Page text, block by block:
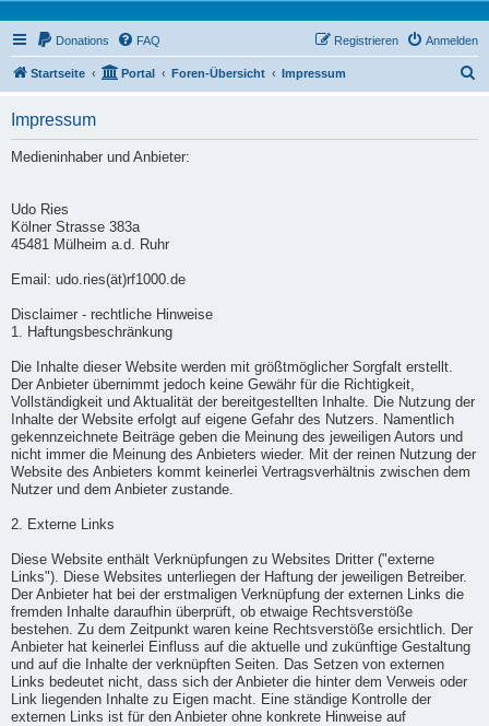
Donations FAQ Anmelden
Registrieren
Startseite Portal Foren-Übersicht Impressum
Impressum
Medieninhaber und Anbieter:
Udo Ries
Kölner Strasse 383a
45481 Mülheim a.d. Ruhr
Email: udo.ries(ät)rf1000.de
Disclaimer - rechtliche Hinweise
1. Haftungsbeschränkung
Die Inhalte dieser Website werden mit größtmöglicher Sorgfalt erstellt.
Der Anbieter übernimmt jedoch keine Gewähr für die Richtigkeit,
Vollständigkeit und Aktualität der bereitgestellten Inhalte. Die Nutzung der
Inhalte der Website erfolgt auf eigene Gefahr des Nutzers. Namentlich
gekennzeichnete Beiträge geben die Meinung des jeweiligen Autors und
nicht immer die Meinung des Anbieters wieder. Mit der reinen Nutzung der
Website des Anbieters kommt keinerlei Vertragsverhältnis zwischen dem
Nutzer und dem Anbieter zustande.
2. Externe Links
Diese Website enthält Verknüpfungen zu Websites Dritter ("externe
Links"). Diese Websites unterliegen der Haftung der jeweiligen Betreiber.
Der Anbieter hat bei der erstmaligen Verknüpfung der externen Links die
fremden Inhalte daraufhin überprüft, ob etwaige Rechtsverstöße
bestehen. Zu dem Zeitpunkt waren keine Rechtsverstöße ersichtlich. Der
Anbieter hat keinerlei Einfluss auf die aktuelle und zukünftige Gestaltung
und auf die Inhalte der verknüpften Seiten. Das Setzen von externen
Links bedeutet nicht, dass sich der Anbieter die hinter dem Verweis oder
Link liegenden Inhalte zu Eigen macht. Eine ständige Kontrolle der
externen Links ist für den Anbieter ohne konkrete Hinweise auf